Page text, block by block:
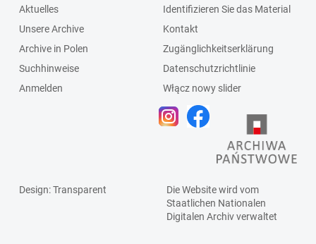
Aktuelles
Unsere Archive
Archive in Polen
Suchhinweise
Anmelden
Identifizieren Sie das Material
Kontakt
Zugänglichkeitserklärung
Datenschutzrichtlinie
Włącz nowy slider
Design: Transparent
Die Website wird vom
Staatlichen Nationalen
Digitalen Archivverwaltet